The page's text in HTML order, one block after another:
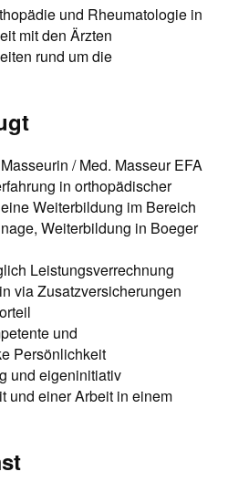
und Rheumatologie in
mit den Ärzten
rund um die
/ Med. Masseur EFA
in orthopädischer
Weiterbildung im Bereich
Weiterbildung in Boeger
Leistungsverrechnung
via Zusatzversicherungen
und
Persönlichkeit
und eigeninitiativ
und einer Arbeit in einem